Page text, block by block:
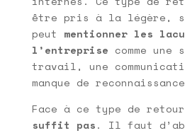
être pris à la légère,
peut mentionner les
l’entreprise comme une
travail, une
manque de
Face à ce type de
suffit pas. Il faut